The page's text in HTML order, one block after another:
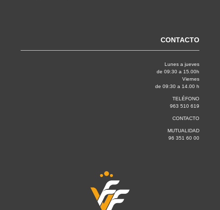
CONTACTO
Lunes a jueves
de 09:30 a 15.00h
Viernes
de 09:30 a 14.00 h
TELÉFONO
963 510 619
CONTACTO
MUTUALIDAD
96 351 60 00